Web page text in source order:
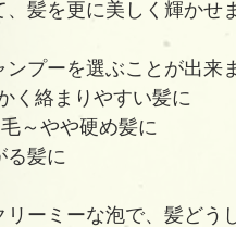
髪を更に美しく輝かせ
プーを選ぶことが出来
く絡まりやすい髪に
～やや硬め髪に
る髪に
ーミーな泡で、髪どう